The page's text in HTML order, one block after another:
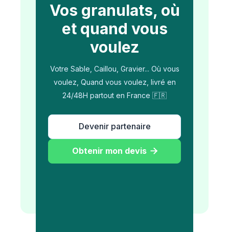
Vos granulats, où
et quand vous
voulez
Votre Sable, Caillou, Gravier... Où vous
voulez, Quand vous voulez, livré en
24/48H partout en France 🇫🇷
Devenir partenaire
Obtenir mon devis 